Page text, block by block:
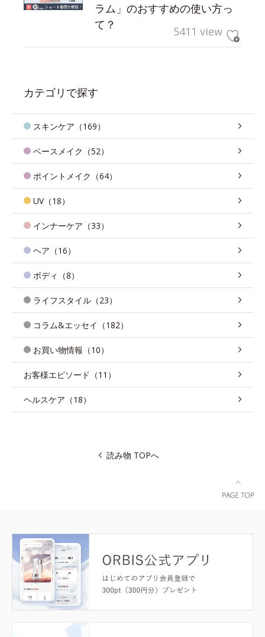
ラム」のおすすめの使い方っ
て？
5411 view
カテゴリで探す
スキンケア（169）
ベースメイク（52）
ポイントメイク（64）
UV（18）
インナーケア（33）
ヘア（16）
ボディ（8）
ライフスタイル（23）
コラム&エッセイ（182）
お買い物情報（10）
お客様エピソード（11）
ヘルスケア（18）
読み物 TOPへ